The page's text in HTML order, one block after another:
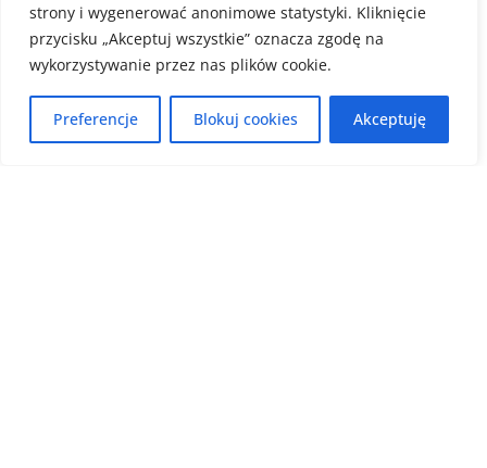
strony i wygenerować anonimowe statystyki. Kliknięcie
przycisku „Akceptuj wszystkie” oznacza zgodę na
wykorzystywanie przez nas plików cookie.
Preferencje Blokuj cookies Akceptuję
byHigh Away on08 października 2023